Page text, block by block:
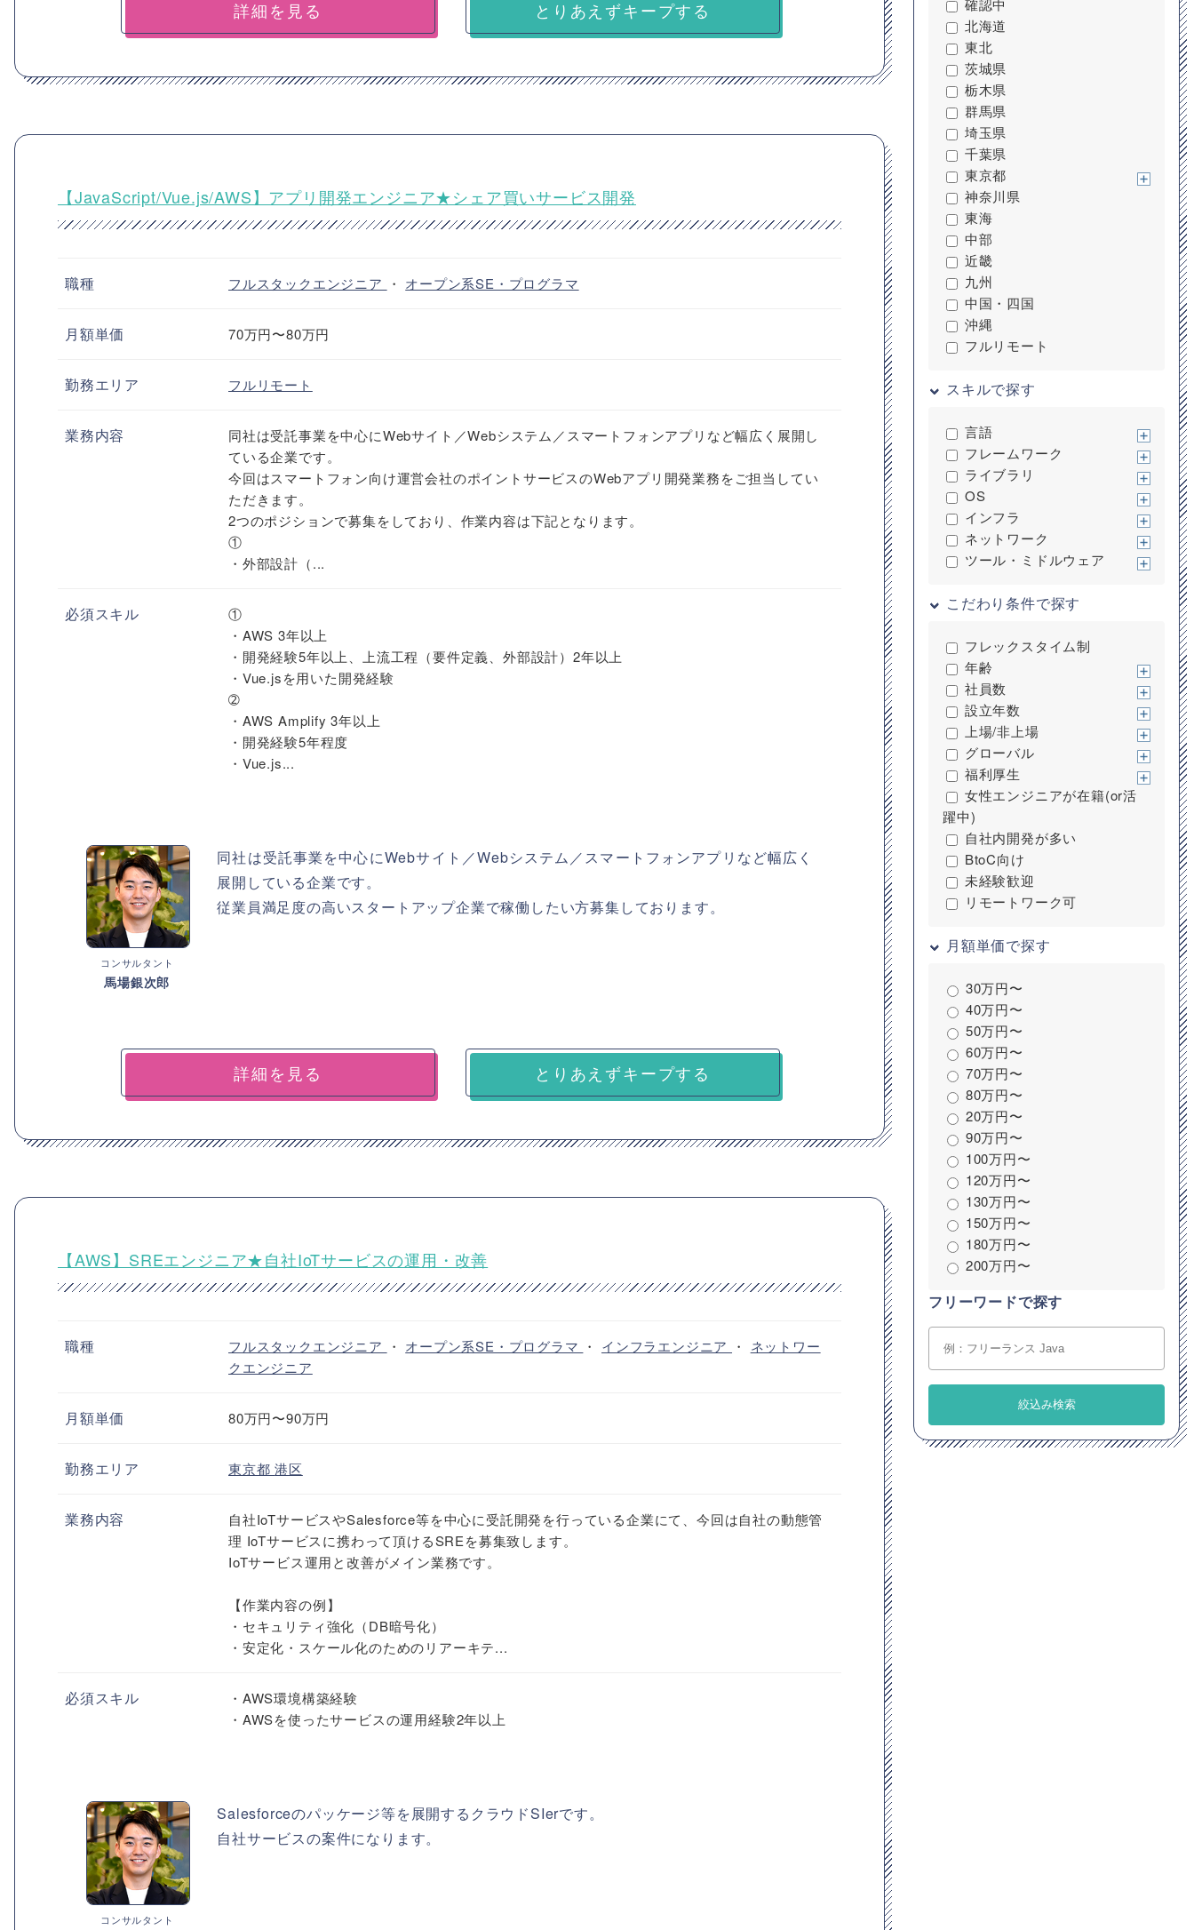
詳細を見る とりあえずキープする
【JavaScript/Vue.js/AWS】アプリ開発エンジニア★シェア買いサービス開発
職種 フルスタックエンジニア ・ オープン系SE・プログラマ
月額単価 70万円〜80万円
勤務エリア フルリモート
業務内容
同社は受託事業を中心にWebサイト／Webシステム／スマートフォンアプリなど幅広く展開し
ている企業です。
今回はスマートフォン向け運営会社のポイントサービスのWebアプリ開発業務をご担当してい
ただきます。
2つのポジションで募集をしており、作業内容は下記となります。
①
・外部設計（...
必須スキル
①
・AWS 3年以上
・開発経験5年以上、上流工程（要件定義、外部設計）2年以上
・Vue.jsを用いた開発経験
➁
・AWS Amplify 3年以上
・開発経験5年程度
・Vue.js...
コンサルタント
馬場銀次郎
同社は受託事業を中心にWebサイト／Webシステム／スマートフォンアプリなど幅広く
展開している企業です。
従業員満足度の高いスタートアップ企業で稼働したい方募集しております。
詳細を見る とりあえずキープする
【AWS】SREエンジニア★自社IoTサービスの運用・改善
職種 フルスタックエンジニア ・ オープン系SE・プログラマ ・ インフラエンジニア ・ ネットワー
クエンジニア
月額単価 80万円〜90万円
勤務エリア 東京都港区
業務内容
自社IoTサービスやSalesforce等を中心に受託開発を行っている企業にて、今回は自社の動態管
理 IoTサービスに携わって頂けるSREを募集致します。
IoTサービス運用と改善がメイン業務です。
【作業内容の例】
・セキュリティ強化（DB暗号化）
・安定化・スケール化のためのリアーキテ...
必須スキル
・AWS環境構築経験
・AWSを使ったサービスの運用経験2年以上
コンサルタント
Salesforceのパッケージ等を展開するクラウドSIerです。
自社サービスの案件になります。
確認中
北海道
東北
茨城県
栃木県
群馬県
埼玉県
千葉県
東京都
神奈川県
東海
中部
近畿
九州
中国・四国
沖縄
フルリモート
スキルで探す
言語
フレームワーク
ライブラリ
OS
インフラ
ネットワーク
ツール・ミドルウェア
こだわり条件で探す
フレックスタイム制
年齢
社員数
設立年数
上場/非上場
グローバル
福利厚生
女性エンジニアが在籍(or活
躍中)
自社内開発が多い
BtoC向け
未経験歓迎
リモートワーク可
月額単価で探す
30万円〜
40万円〜
50万円〜
60万円〜
70万円〜
80万円〜
20万円〜
90万円〜
100万円〜
120万円〜
130万円〜
150万円〜
180万円〜
200万円〜
フリーワードで探す